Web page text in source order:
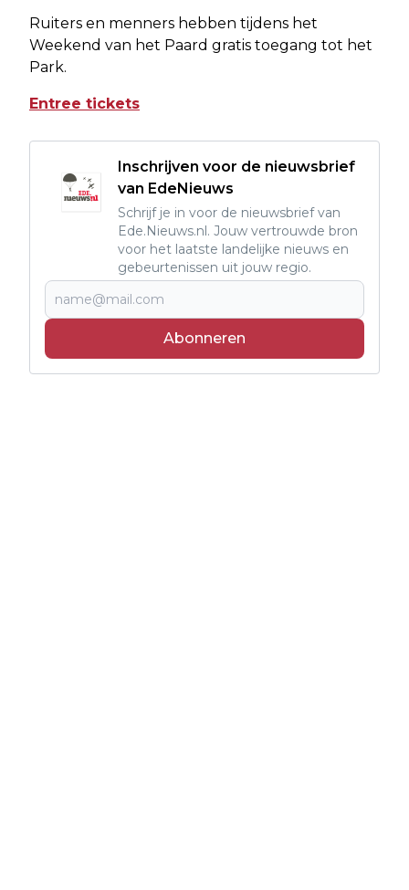
Ruiters en menners hebben tijdens het
Weekend van het Paard gratis toegang tot het
Park.
Entree tickets
Inschrijven voor de nieuwsbrief
van EdeNieuws
Schrijf je in voor de nieuwsbrief van
Ede.Nieuws.nl. Jouw vertrouwde bron
voor het laatste landelijke nieuws en
gebeurtenissen uit jouw regio.
Abonneren